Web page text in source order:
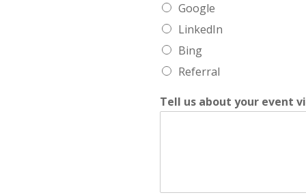
Google
LinkedIn
Bing
Referral
Tell us about your event